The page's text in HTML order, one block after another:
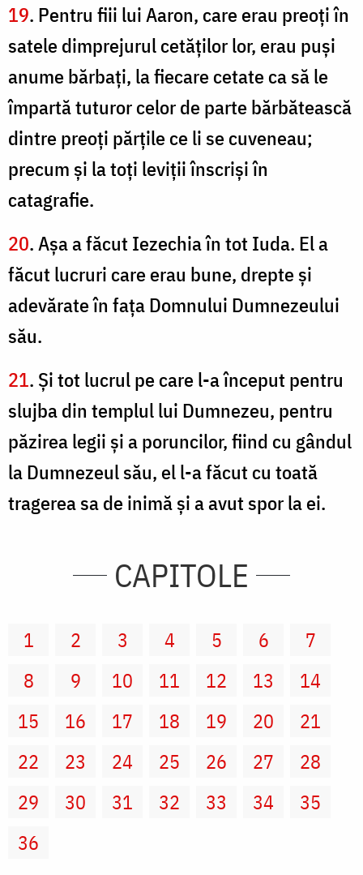
19. Pentru fiii lui Aaron, care erau preoţi în
satele dimprejurul cetăţilor lor, erau puşi
anume bărbaţi, la fiecare cetate ca să le
împartă tuturor celor de parte bărbătească
dintre preoţi părţile ce li se cuveneau;
precum şi la toţi leviţii înscrişi în
catagrafie.
20. Aşa a făcut Iezechia în tot Iuda. El a
făcut lucruri care erau bune, drepte şi
adevărate în faţa Domnului Dumnezeului
său.
21. Şi tot lucrul pe care l-a început pentru
slujba din templul lui Dumnezeu, pentru
păzirea legii şi a poruncilor, fiind cu gândul
la Dumnezeul său, el l-a făcut cu toată
tragerea sa de inimă şi a avut spor la ei.
CAPITOLE
1 2 3 4 5 6
7
8
9 10 11 12 13
14
15
16 17 18 19 20
21
22
23 24 25 26 27
28
29
30 31 32 33 34
35
36